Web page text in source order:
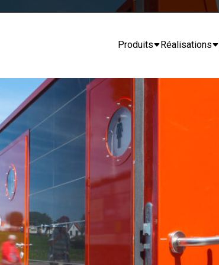
Produits Réalisations